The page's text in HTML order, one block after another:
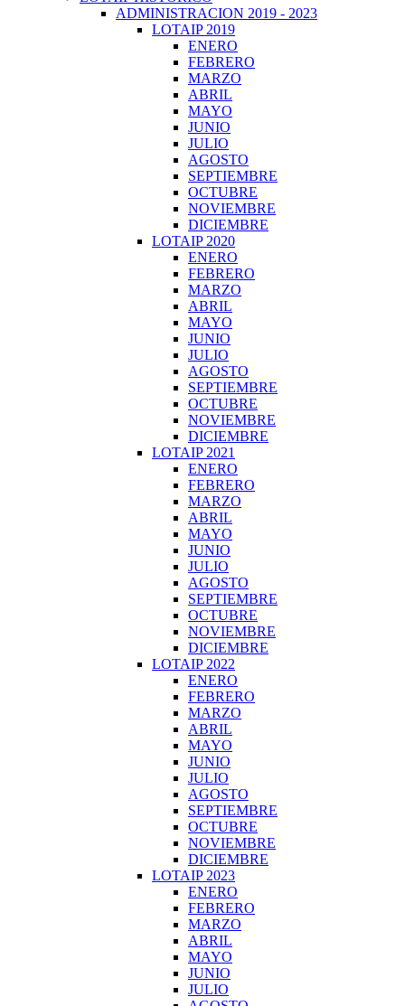
ADMINISTRACION 2019 - 2023
LOTAIP 2019
ENERO
FEBRERO
MARZO
ABRIL
MAYO
JUNIO
JULIO
AGOSTO
SEPTIEMBRE
OCTUBRE
NOVIEMBRE
DICIEMBRE
LOTAIP 2020
ENERO
FEBRERO
MARZO
ABRIL
MAYO
JUNIO
JULIO
AGOSTO
SEPTIEMBRE
OCTUBRE
NOVIEMBRE
DICIEMBRE
LOTAIP 2021
ENERO
FEBRERO
MARZO
ABRIL
MAYO
JUNIO
JULIO
AGOSTO
SEPTIEMBRE
OCTUBRE
NOVIEMBRE
DICIEMBRE
LOTAIP 2022
ENERO
FEBRERO
MARZO
ABRIL
MAYO
JUNIO
JULIO
AGOSTO
SEPTIEMBRE
OCTUBRE
NOVIEMBRE
DICIEMBRE
LOTAIP 2023
ENERO
FEBRERO
MARZO
ABRIL
MAYO
JUNIO
JULIO